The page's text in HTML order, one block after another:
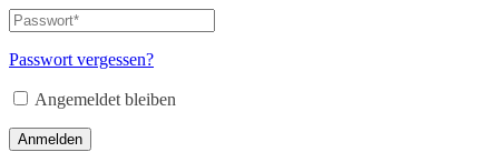
E-
Mail-
Adresse*
Passwort*
Erforderlich
Passwort vergessen?
Angemeldet bleiben
Anmelden